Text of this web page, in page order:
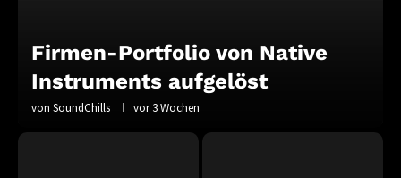
Firmen-Portfolio von Native
Instruments aufgelöst
von SoundChills vor 3 Wochen